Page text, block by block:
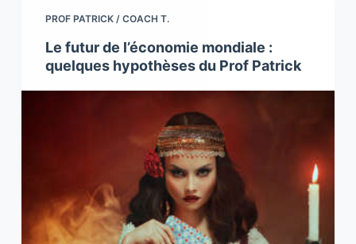
PROF PATRICK / COACH T.
Le futur de l’économie mondiale :
quelques hypothèses du Prof Patrick